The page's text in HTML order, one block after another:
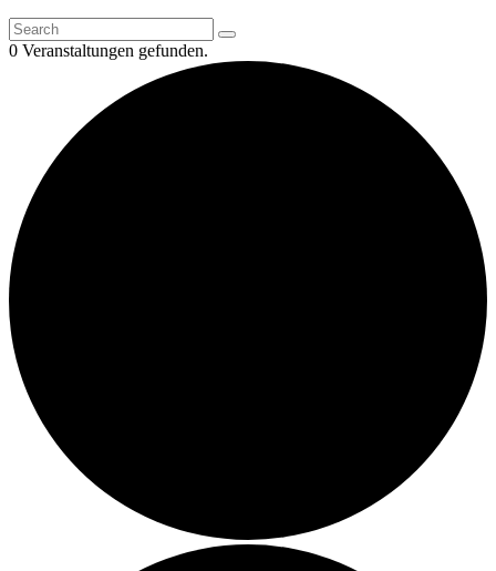
0 Veranstaltungen gefunden.